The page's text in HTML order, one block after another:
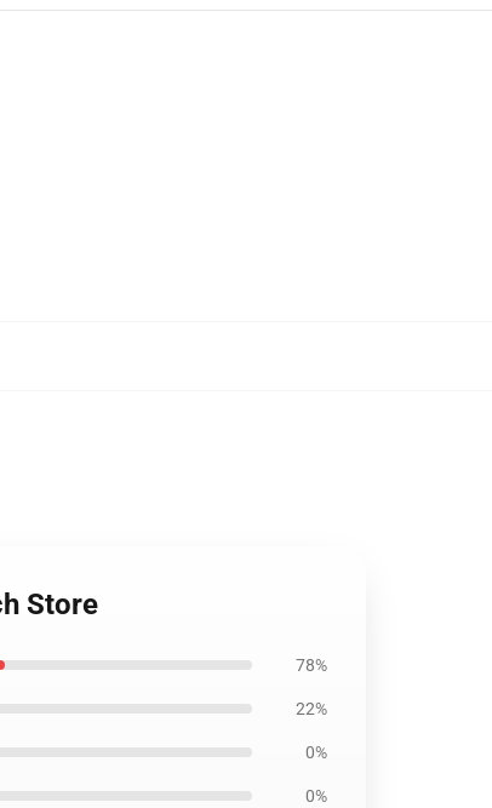
Store
78%
22%
0%
0%